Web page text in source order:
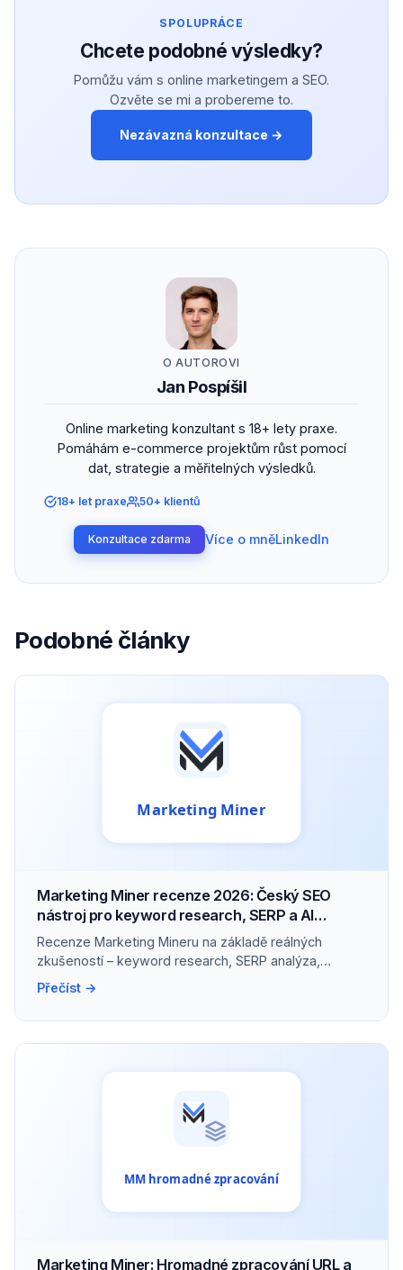
SPOLUPRÁCE
Chcete podobné výsledky?
Pomůžu vám s online marketingem a SEO.
Ozvěte se mi a probereme to.
Nezávazná konzultace →
O AUTOROVI
Jan Pospíšil
Online marketing konzultant s 18+ lety praxe.
Pomáhám e-commerce projektům růst pomocí
dat, strategie a měřitelných výsledků.
18+ let praxe 50+ klientů
Konzultace zdarma Více o mněLinkedIn
Podobné články
Marketing Miner recenze 2026: Český SEO
nástroj pro keyword research, SERP a AI
viditelnost
Recenze Marketing Mineru na základě reálných
zkušeností – keyword research, SERP analýza,
hromadné zpracování dat a nové měření AI
viditelnosti.
Přečíst →
Marketing Miner: Hromadné zpracování URL a